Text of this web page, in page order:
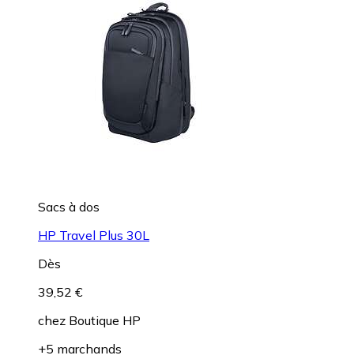
Sacs à dos
HP Travel Plus 30L
Dès
39,52 €
chez Boutique HP
+5 marchands